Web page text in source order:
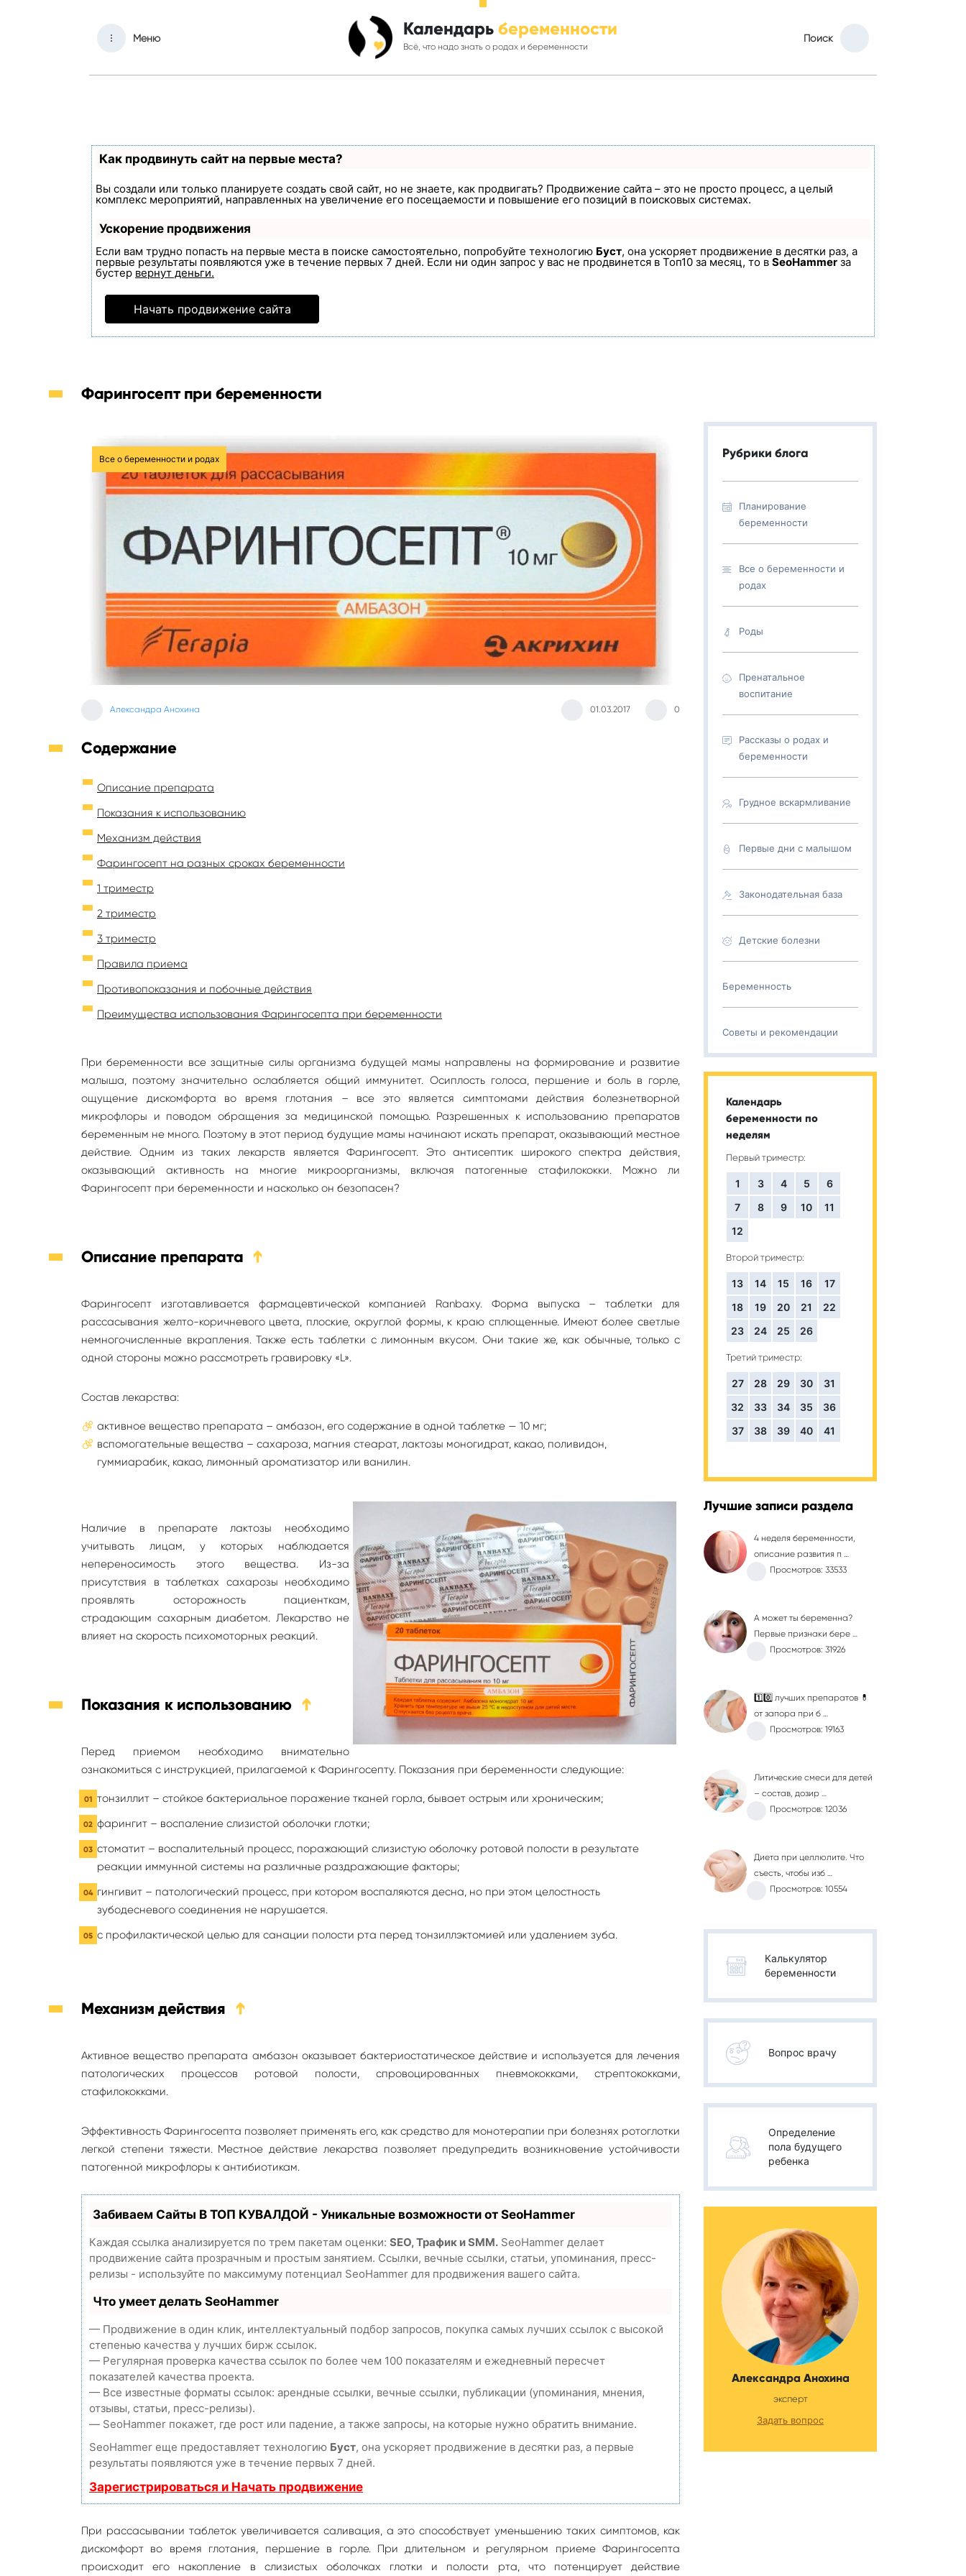
Меню Календарь беременности
Всё, что надо знать о родах и беременности
Поиск
Как продвинуть сайт на первые места?
Вы создали или только планируете создать свой сайт, но не знаете, как продвигать? Продвижение сайта – это не просто процесс, а целый
комплекс мероприятий, направленных на увеличение его посещаемости и повышение его позиций в поисковых системах.
Ускорение продвижения
Если вам трудно попасть на первые места в поиске самостоятельно, попробуйте технологию Буст, она ускоряет продвижение в десятки раз, а
первые результаты появляются уже в течение первых 7 дней. Если ни один запрос у вас не продвинется в Топ10 за месяц, то в SeoHammer за
бустер вернут деньги.
Начать продвижение сайта
Фарингосепт при беременности
Все о беременности и родах
Александра Анохина 01.03.2017 0
Содержание
Описание препарата
Показания к использованию
Механизм действия
Фарингосепт на разных сроках беременности
1 триместр
2 триместр
3 триместр
Правила приема
Противопоказания и побочные действия
Преимущества использования Фарингосепта при беременности
При беременности все защитные силы организма будущей мамы направлены на формирование и развитие
малыша, поэтому значительно ослабляется общий иммунитет. Осиплость голоса, першение и боль в горле,
ощущение дискомфорта во время глотания – все это является симптомами действия болезнетворной
микрофлоры и поводом обращения за медицинской помощью. Разрешенных к использованию препаратов
беременным не много. Поэтому в этот период будущие мамы начинают искать препарат, оказывающий местное
действие. Одним из таких лекарств является Фарингосепт. Это антисептик широкого спектра действия,
оказывающий активность на многие микроорганизмы, включая патогенные стафилококки. Можно ли
Фарингосепт при беременности и насколько он безопасен?
Описание препарата ➔
Фарингосепт изготавливается фармацевтической компанией Ranbaxy. Форма выпуска – таблетки для
рассасывания желто-коричневого цвета, плоские, округлой формы, к краю сплющенные. Имеют более светлые
немногочисленные вкрапления. Также есть таблетки с лимонным вкусом. Они такие же, как обычные, только с
одной стороны можно рассмотреть гравировку «L».
Состав лекарства:
активное вещество препарата – амбазон, его содержание в одной таблетке — 10 мг;
вспомогательные вещества – сахароза, магния стеарат, лактозы моногидрат, какао, поливидон,
гуммиарабик, какао, лимонный ароматизатор или ванилин.
Наличие в препарате лактозы необходимо
учитывать лицам, у которых наблюдается
непереносимость этого вещества. Из-за
присутствия в таблетках сахарозы необходимо
проявлять осторожность пациенткам,
страдающим сахарным диабетом. Лекарство не
влияет на скорость психомоторных реакций.
Показания к использованию ➔
Перед приемом необходимо внимательно
ознакомиться с инструкцией, прилагаемой к Фарингосепту. Показания при беременности следующие:
тонзиллит – стойкое бактериальное поражение тканей горла, бывает острым или хроническим;
фарингит – воспаление слизистой оболочки глотки;
стоматит – воспалительный процесс, поражающий слизистую оболочку ротовой полости в результате
реакции иммунной системы на различные раздражающие факторы;
гингивит – патологический процесс, при котором воспаляются десна, но при этом целостность
зубодесневого соединения не нарушается.
с профилактической целью для санации полости рта перед тонзиллэктомией или удалением зуба.
Механизм действия ➔
Активное вещество препарата амбазон оказывает бактериостатическое действие и используется для лечения
патологических процессов ротовой полости, спровоцированных пневмококками, стрептококками,
стафилококками.
Эффективность Фарингосепта позволяет применять его, как средство для монотерапии при болезнях ротоглотки
легкой степени тяжести. Местное действие лекарства позволяет предупредить возникновение устойчивости
патогенной микрофлоры к антибиотикам.
Забиваем Сайты В ТОП КУВАЛДОЙ - Уникальные возможности от SeoHammer
Каждая ссылка анализируется по трем пакетам оценки: SEO, Трафик и SMM. SeoHammer делает
продвижение сайта прозрачным и простым занятием. Ссылки, вечные ссылки, статьи, упоминания, пресс-
релизы - используйте по максимуму потенциал SeoHammer для продвижения вашего сайта.
Что умеет делать SeoHammer
— Продвижение в один клик, интеллектуальный подбор запросов, покупка самых лучших ссылок с высокой
степенью качества у лучших бирж ссылок.
— Регулярная проверка качества ссылок по более чем 100 показателям и ежедневный пересчет
показателей качества проекта.
— Все известные форматы ссылок: арендные ссылки, вечные ссылки, публикации (упоминания, мнения,
отзывы, статьи, пресс-релизы).
— SeoHammer покажет, где рост или падение, а также запросы, на которые нужно обратить внимание.
SeoHammer еще предоставляет технологию Буст, она ускоряет продвижение в десятки раз, а первые
результаты появляются уже в течение первых 7 дней.
Зарегистрироваться и Начать продвижение
При рассасывании таблеток увеличивается саливация, а это способствует уменьшению таких симптомов, как
дискомфорт во время глотания, першение в горле. При длительном и регулярном приеме Фарингосепта
происходит его накопление в слизистых оболочках глотки и полости рта, что потенцирует действие
Рубрики блога
Планирование
беременности
Все о беременности и
родах
Роды
Пренатальное
воспитание
Рассказы о родах и
беременности
Грудное вскармливание
Первые дни с малышом
Законодательная база
Детские болезни
Беременность
Советы и рекомендации
Календарь
беременности по
неделям
Первый триместр:
1 3 4 5
6
7
8 9 10
11
12
Второй триместр:
13 14 15 16
17
18
19 20 21
22
23
24 25 26
Третий триместр:
27 28 29 30
31
32
33 34 35
36
37
38 39 40 41
Лучшие записи раздела
4 неделя беременности,
описание развития п …
Просмотров: 33533
А может ты беременна?
Первые признаки бере …
Просмотров: 31926
1️⃣0️⃣ лучших препаратов 💊
от запора при б …
Просмотров: 19163
Литические смеси для детей
– состав, дозир …
Просмотров: 12036
Диета при целлюлите. Что
съесть, чтобы изб …
Просмотров: 10554
Калькулятор
беременности
Вопрос врачу
Определение
пола будущего
ребенка
Александра Анохина
эксперт
Задать вопрос